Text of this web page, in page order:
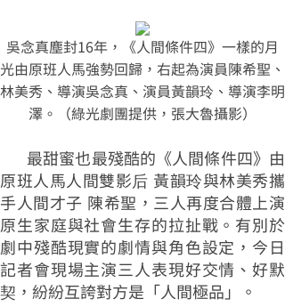
吳念真塵封16年，《人間條件四》一樣的月
光由原班人馬強勢回歸，右起為演員陳希聖、
林美秀、導演吳念真、演員黃韻玲、導演李明
澤。（綠光劇團提供，張大魯攝影）
最甜蜜也最殘酷的《人間條件四》由
原班人馬人間雙影后 黃韻玲與林美秀攜
手人間才子 陳希聖，三人再度合體上演
原生家庭與社會生存的拉扯戰。有別於
劇中殘酷現實的劇情與角色設定，今日
記者會現場主演三人表現好交情、好默
契，紛紛互誇對方是「人間極品」。